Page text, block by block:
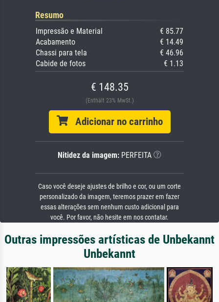
Resumo
Impressão e Material
€ 85.77
Acabamento
€ 14.49
Chassi para tela
€ 46.96
Cabide de fotos
€ 1.13
€ 148.35
(Enthält 23% MwSt.)
Adicionar no carrinho
Nitidez da imagem: PERFEITA
Caso você deseje ajustes de brilho e cor, ou um corte
personalizado da imagem, teremos prazer em fazer
essas alterações sem nenhum custo adicional para
você. Por favor, não hesite em nos contatar.
Outras impressões artísticas de Unbekannt
Unbekannt